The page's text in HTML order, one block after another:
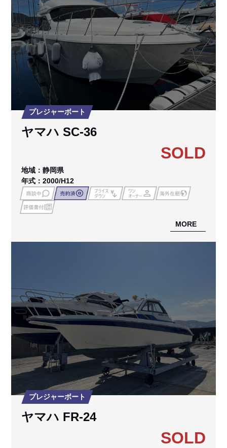
プレジャーボート
ヤマハ SC-36
SOLD
地域：静岡県
年式：2000/H12
MORE
プレジャーボート
ヤマハ FR-24
SOLD